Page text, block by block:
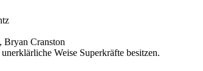
Cranston
Weise Superkräfte besitzen.